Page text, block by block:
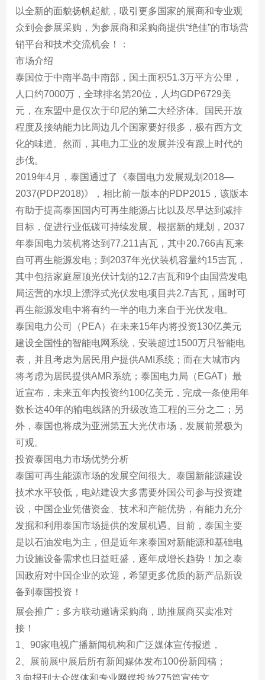
以全新的面貌扬帆起航，吸引更多国家的展商和专业观
众到会参展采购，为参展商和采购商提供“绝佳”的市场营
销平台和技术交流机会！：
市场介绍
泰国位于中南半岛中南部，国土面积51.3万平方公里，
人口约7000万，全球排名第20位，人均GDP6729美
元，在东盟中是仅次于印尼的第二大经济体。国民开放
程度及接纳能力比周边几个国家要好很多，极有西方文
化的味道。然而，其电力工业的发展并没有跟上时代的
步伐。
2019年4月，泰国通过了《泰国电力发展规划2018—
2037(PDP2018)》，相比前一版本的PDP2015，该版本
有助于提高泰国国内可再生能源占比以及尽早达到减排
目标，促进行业低碳可持续发展。根据新的规划，2037
年泰国电力装机将达到77.211吉瓦，其中20.766吉瓦来
自可再生能源发电；到2037年光伏装机容量约15吉瓦，
其中包括家庭屋顶光伏计划的12.7吉瓦和9个由国营发电
局运营的水坝上漂浮式光伏发电项目共2.7吉瓦，届时可
再生能源发电中将有约一半的电力来自于光伏发电。
泰国电力公司（PEA）在未来15年内将投资130亿美元
建设全国性的智能电网系统，安装超过1500万只智能电
表，并且考虑为居民用户提供AMI系统；而在大城市内
将考虑为居民提供AMR系统；泰国电力局（EGAT）最
近宣布，未来五年内投资约100亿美元，完成一条使用年
数长达40年的输电线路的升级改造工程的三分之二；另
外，泰国也将成为亚洲第五大光伏市场，发展前景极为
可观。
投资泰国电力市场优势分析
泰国可再生能源市场的发展空间很大。泰国新能源建设
技术水平较低，电站建设大多需要外国公司参与投资建
设，中国企业凭借资金、技术和产能优势，有能力充分
发掘和利用泰国市场提供的发展机遇。目前，泰国主要
是以石油发电为主，但是近年来泰国对新能源和基础电
力设施设备需求也日益旺盛，逐年成增长趋势！加之泰
国政府对中国企业的欢迎，希望更多优质的新产品新设
备到泰国投资！
展会推广：多方联动邀请采购商，助推展商买卖准对
接！
1、90家电视广播新闻机构和广泛媒体宣传报道，
2、展前展中展后所有新闻媒体发布100份新闻稿；
3.向报刊大众媒体和专业网媒投放275篇宣传文，